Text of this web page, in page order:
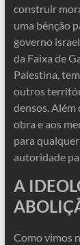
construir
uma bênção
governo
da Faixa de
Palestina,
outros
densos. Além
obra e aos
para
autoridade
A
Como vimos